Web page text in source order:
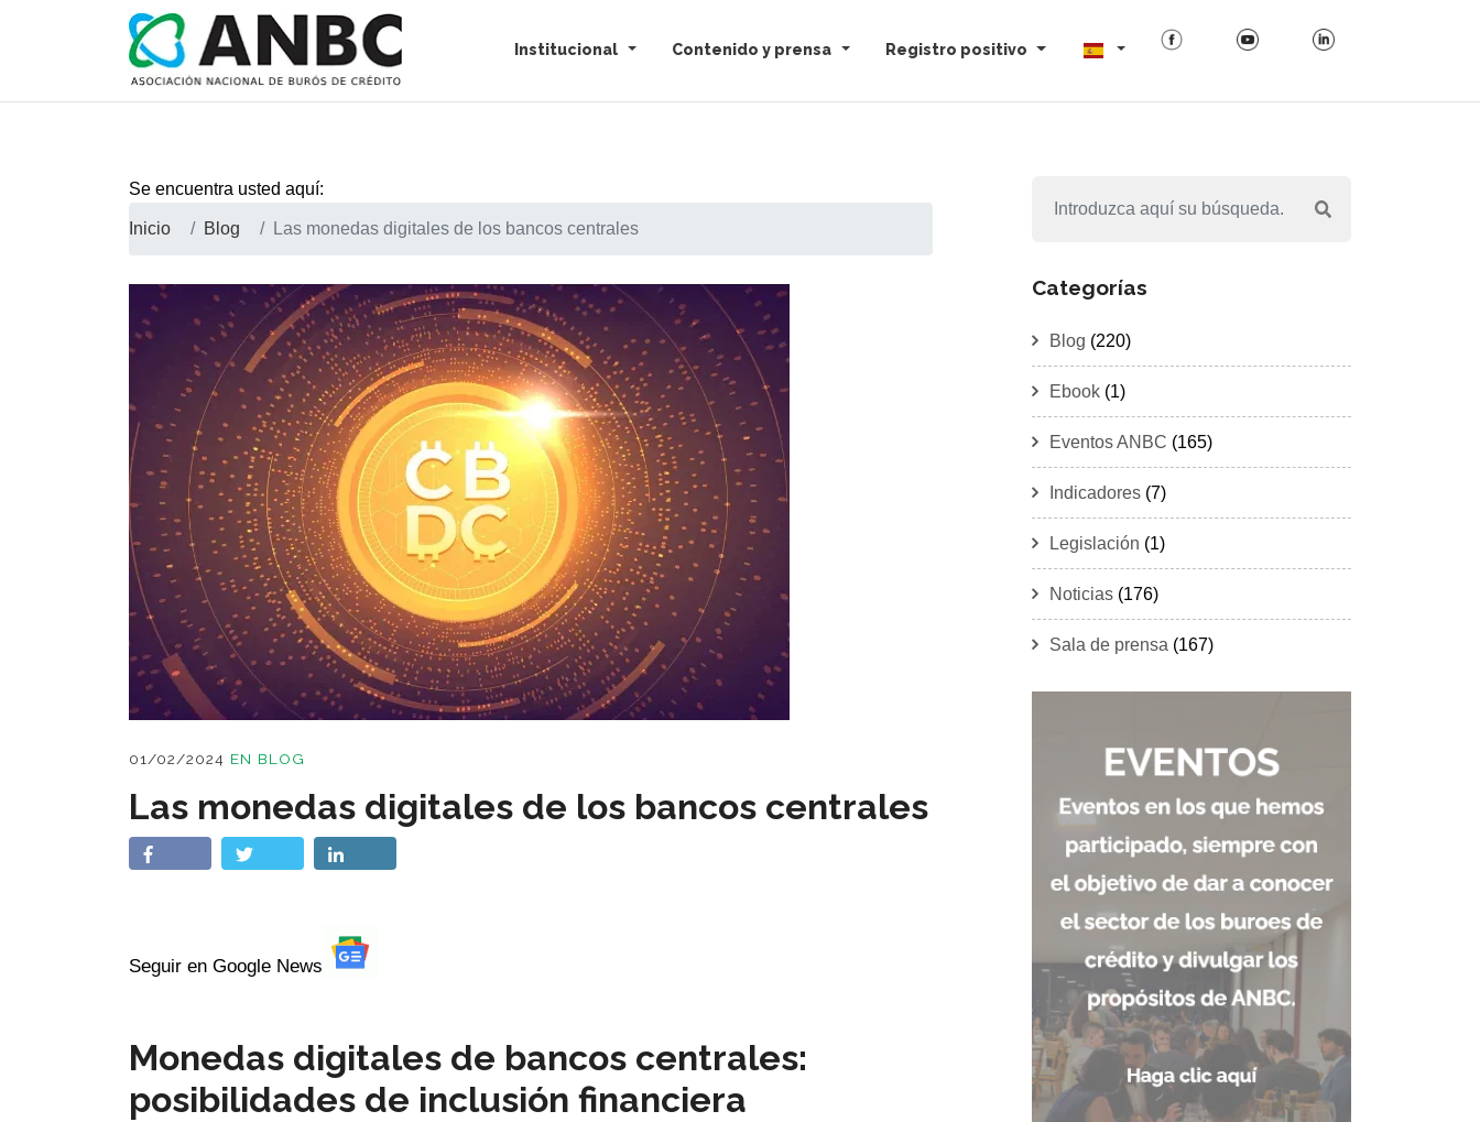
Institucional Contenido y prensa Registro positivo
Se encuentra usted aquí:
Inicio Blog Las monedas digitales de los bancos centrales
01/02/2024 EN BLOG
Las monedas digitales de los bancos centrales
Seguir en Google News
Monedas digitales de bancos centrales:
posibilidades de inclusión financiera
Categorías
Blog (220)
Ebook (1)
Eventos ANBC (165)
Indicadores (7)
Legislación (1)
Noticias (176)
Sala de prensa (167)